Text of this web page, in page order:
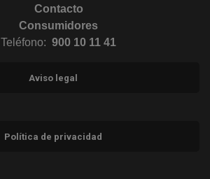
Contacto
Consumidores
Teléfono: 900 10 11 41
Aviso legal
Política de privacidad